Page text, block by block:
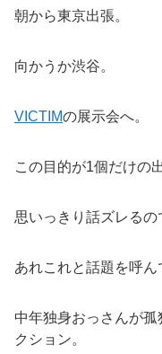
朝から東京出張。
向かうか渋谷。
VICTIMの展示会へ。
この目的が1個だけの
思いっきり話ズレるの
あれこれと話題を呼ん
中年独身おっさんが
クション。